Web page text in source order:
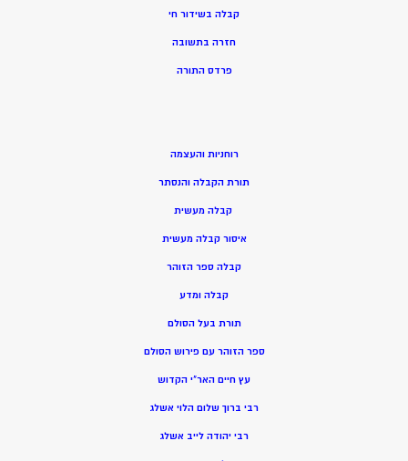
קבלה בשידור חי
חזרה בתשובה
פרדס התורה
רוחניות והעצמה
תורת הקבלה והנסתר
קבלה מעשית
איסור קבלה מעשית
קבלה ספר הזוהר
קבלה ומדע
תורת בעל הסולם
ספר הזוהר עם פירוש הסולם
עץ חיים האר”י הקדוש
רבי ברוך שלום הלוי אשלג
רבי יהודה לייב אשלג